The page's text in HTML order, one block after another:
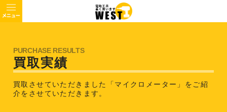
買取実績
買取させていただきました「マイクロメーター」を ご紹
介をさせていただきます。